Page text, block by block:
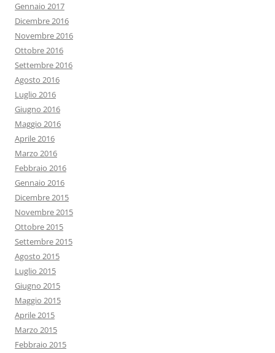
Gennaio 2017
Dicembre 2016
Novembre 2016
Ottobre 2016
Settembre 2016
Agosto 2016
Luglio 2016
Giugno 2016
Maggio 2016
Aprile 2016
Marzo 2016
Febbraio 2016
Gennaio 2016
Dicembre 2015
Novembre 2015
Ottobre 2015
Settembre 2015
Agosto 2015
Luglio 2015
Giugno 2015
Maggio 2015
Aprile 2015
Marzo 2015
Febbraio 2015